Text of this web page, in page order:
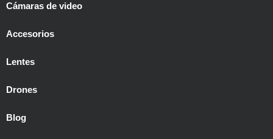
Cámaras de video
Accesorios
Lentes
Drones
Blog